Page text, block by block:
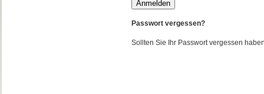
Passwort vergessen?
Sollten Sie Ihr Passwort vergessen